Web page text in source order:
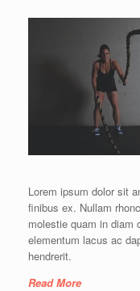
Lorem ipsum dolor sit
finibus ex. Nullam
molestie quam in diam
elementum lacus ac
hendrerit.
Read More